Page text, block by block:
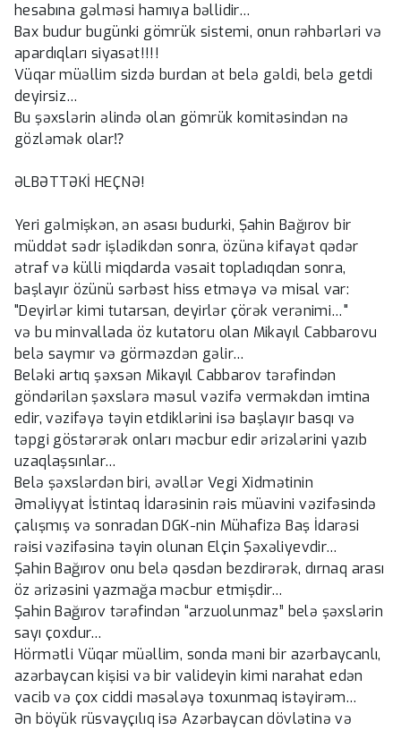
hesabına gəlməsi hamıya bəllidir…
Bax budur bugünki gömrük sistemi, onun rəhbərləri və
apardıqları siyasət!!!!
Vüqar müəllim sizdə burdan ət belə gəldi, belə getdi
deyirsiz…
Bu şəxslərin əlində olan gömrük komitəsindən nə
gözləmək olar⁉
ƏLBƏTTƏKİ HEÇNƏ!
Yeri gəlmişkən, ən əsası budurki, Şahin Bağırov bir
müddət sədr işlədikdən sonra, özünə kifayət qədər
ətraf və külli miqdarda vəsait topladıqdan sonra,
başlayır özünü sərbəst hiss etməyə və misal var:
"Deyirlər kimi tutarsan, deyirlər çörək verənimi…"
və bu minvallada öz kutatoru olan Mikayıl Cabbarovu
belə saymır və görməzdən gəlir…
Beləki artıq şəxsən Mikayıl Cabbarov tərəfindən
göndərilən şəxslərə məsul vəzifə verməkdən imtina
edir, vəzifəyə təyin etdiklərini isə başlayır basqı və
təpgi göstərərək onları məcbur edir ərizələrini yazıb
uzaqlaşsınlar…
Belə şəxslərdən biri, əvəllər Vegi Xidmətinin
Əməliyyat İstintaq İdarəsinin rəis müavini vəzifəsində
çalışmış və sonradan DGK-nin Mühafizə Baş İdarəsi
rəisi vəzifəsinə təyin olunan Elçin Şəxəliyevdir…
Şahin Bağırov onu belə qəsdən bezdirərək, dırnaq arası
öz ərizəsini yazmağa məcbur etmişdir…
Şahin Bağırov tərəfindən “arzuolunmaz” belə şəxslərin
sayı çoxdur…
Hörmətli Vüqar müəllim, sonda məni bir azərbaycanlı,
azərbaycan kişisi və bir valideyin kimi narahat edən
vacib və çox ciddi məsələyə toxunmaq istəyirəm…
Ən böyük rüsvayçılıq isə Azərbaycan dövlətinə və